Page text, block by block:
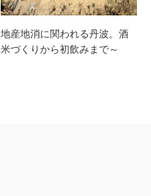
地産地消に関われる丹波。酒
米づくりから初飲みまで～